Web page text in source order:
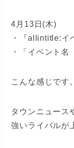
4月13日(木)
・『allintitle:イ
・「イベント
こんな感じです。
タウンニュース
強いライバルが